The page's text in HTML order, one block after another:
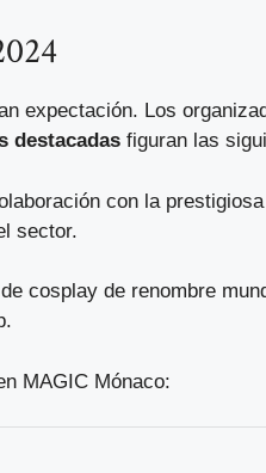
expectación. Los
destacadas figuran las
con la
sector.
cosplay de renombre
MAGIC Mónaco: